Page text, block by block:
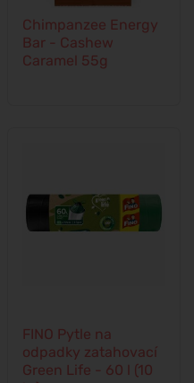
Chimpanzee Energy
Bar - Cashew
Caramel 55g
FINO Pytle na
odpadky zatahovací
Green Life - 60 l (10